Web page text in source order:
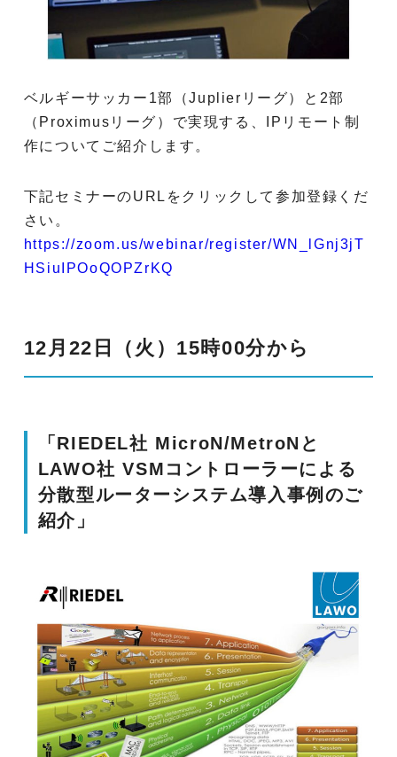
ベルギーサッカー1部（Juplierリーグ）と2部
（Proximusリーグ）で実現する、IPリモート制
作についてご紹介します。
下記セミナーのURLをクリックして参加登録くだ
さい。
https://zoom.us/webinar/register/WN_lGnj3jT
HSiuIPOoQOPZrKQ
12月22日（火）15時00分から
「RIEDEL社 MicroN/MetroNと
LAWO社 VSMコントローラーによる
分散型ルーターシステム導入事例のご
紹介」